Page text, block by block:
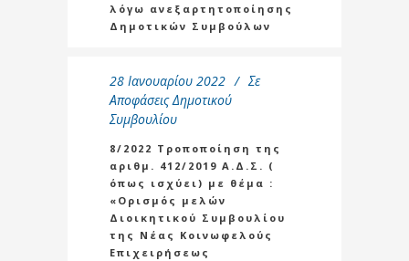
λόγω ανεξαρτητοποίησης
Δημοτικών Συμβούλων
28 Ιανουαρίου 2022
Σε
Αποφάσεις Δημοτικού
Συμβουλίου
8/2022 Τροποποίηση της
αριθμ. 412/2019 Α.Δ.Σ. (
όπως ισχύει) με θέμα :
«Ορισμός μελών
Διοικητικού Συμβουλίου
της Νέας Κοινωφελούς
Επιχειρήσεως